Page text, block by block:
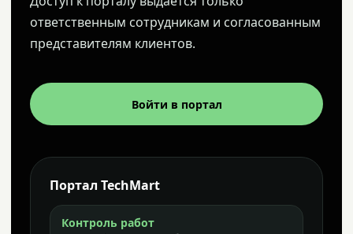
ответственным сотрудникам и согласованным
представителям клиентов.
Войти в портал
Портал TechMart
Контроль работ